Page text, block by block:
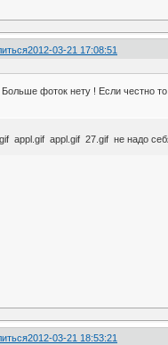
2012-03-21 17:08:51
Больше фоток нету ! Если честно
appl.gif appl.gif 27.gif не надо
2012-03-21 18:53:21